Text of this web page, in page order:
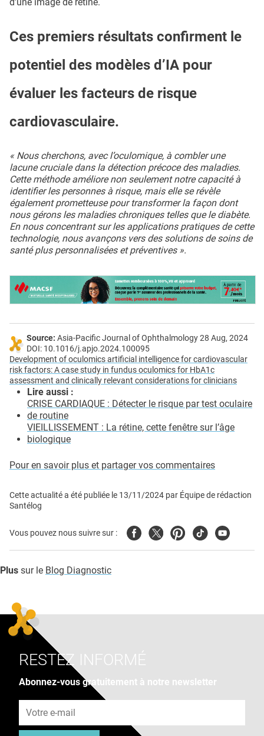
Ces premiers résultats confirment le
potentiel des modèles d’IA pour
évaluer les facteurs de risque
cardiovasculaire.
« Nous cherchons, avec l’oculomique, à combler une
lacune cruciale dans la détection précoce des maladies.
Cette méthode améliore non seulement notre capacité à
identifier les personnes à risque, mais elle se révèle
également prometteuse pour transformer la façon dont
nous gérons les maladies chroniques telles que le diabète.
En nous concentrant sur les applications pratiques de cette
technologie, nous avançons vers des solutions de soins de
santé plus personnalisées et préventives ».
Source: Asia-Pacific Journal of Ophthalmology 28 Aug, 2024
DOI: 10.1016/j.apjo.2024.100095
Development of oculomics artificial intelligence for cardiovascular
risk factors: A case study in fundus oculomics for HbA1c
assessment and clinically relevant considerations for clinicians
Lire aussi :
CRISE CARDIAQUE : Détecter le risque par test oculaire
de routine
VIEILLISSEMENT : La rétine, cette fenêtre sur l’âge
biologique
Pour en savoir plus et partager vos commentaires
Cette actualité a été publiée le 13/11/2024 par Équipe de rédaction
Santélog
Vous pouvez nous suivre sur : FacebookTwitterPinterest
TiktokYoutube
Plus sur le Blog Diagnostic
RESTEZ INFORMÉ
Abonnez-vous gratuitement à notre newsletter